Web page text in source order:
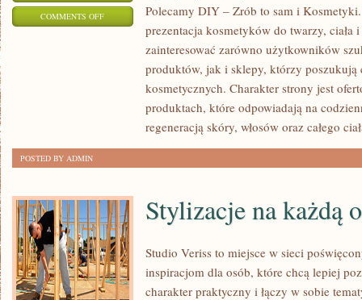
COMMENTS OFFON
Polecamy DIY – Zrób to sam i
prezentacja kosmetyków do twarzy, ciała
zainteresować zarówno użytkowników
produktów, jak i sklepy, którzy poszukują
kosmetycznych. Charakter strony jest
produktach, które odpowiadają na
regeneracją skóry, włosów oraz całego
POSTED BY ADMIN
Stylizacje na każdą
Studio Veriss to miejsce w sieci
inspiracjom dla osób, które chcą lepiej
charakter praktyczny i łączy w sobie